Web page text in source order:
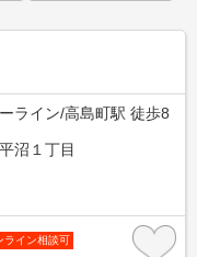
ライン/高島町駅 徒歩8
沼１丁目
ライン相談可